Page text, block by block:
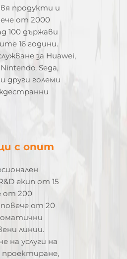
продукти и
от 2000
100 държави
16 години.
за Huawei,
Sega,
други големи
с опит
екип от 15
от 200
от 20
линии.
на услуги на
проектиране,